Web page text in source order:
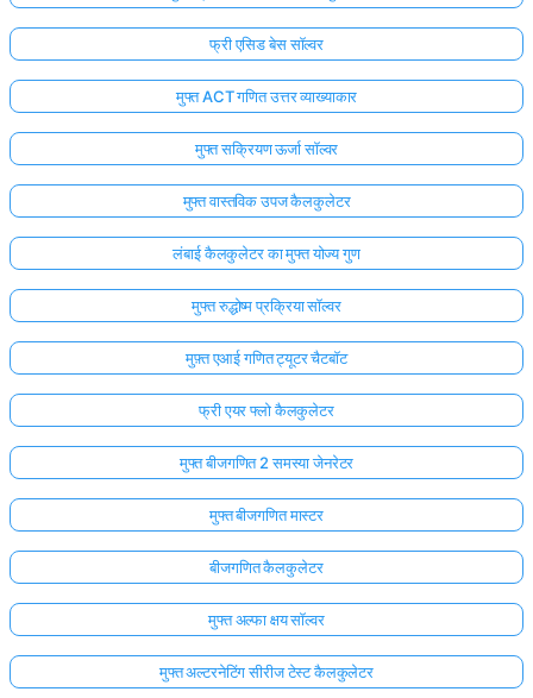
फ्री एसिड बेस सॉल्वर
मुफ्त ACT गणित उत्तर व्याख्याकार
मुफ्त सक्रियण ऊर्जा सॉल्वर
मुफ्त वास्तविक उपज कैलकुलेटर
लंबाई कैलकुलेटर का मुफ्त योज्य गुण
मुफ्त रुद्धोष्म प्रक्रिया सॉल्वर
मुफ़्त एआई गणित ट्यूटर चैटबॉट
फ्री एयर फ्लो कैलकुलेटर
मुफ्त बीजगणित 2 समस्या जेनरेटर
मुफ्त बीजगणित मास्टर
बीजगणित कैलकुलेटर
मुफ्त अल्फा क्षय सॉल्वर
मुफ्त अल्टरनेटिंग सीरीज टेस्ट कैलकुलेटर